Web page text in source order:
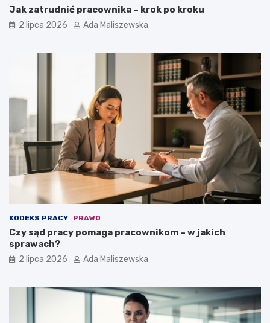
Jak zatrudnić pracownika – krok po kroku
2 lipca 2026 Ada Maliszewska
KODEKS PRACY PRAWO
Czy sąd pracy pomaga pracownikom – w jakich
sprawach?
2 lipca 2026 Ada Maliszewska